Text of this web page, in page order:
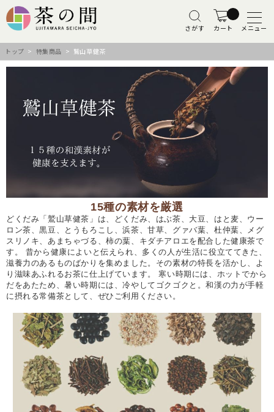
さがす カート メニュー
トップ > 特集商品 > 鷲山草健茶
15種の素材を厳選
どくだみ「鷲山草健茶」は、どくだみ、はぶ茶、大豆、はと麦、ウー
ロン茶、黒豆、とうもろこし、浜茶、甘草、グァバ葉、杜仲葉、メグ
スリノキ、あまちゃづる、柿の葉、キダチアロエを配合した健康茶で
す。 昔から健康によいと伝えられ、多くの人が生活に役立ててきた、
滋養力のあるものばかりを集めました。その素材の特長を活かし、よ
り滋味あふれるお茶に仕上げています。 寒い時期には、ホットでから
だをあたため、暑い時期には、冷やしてゴクゴクと。和漢の力が手軽
に摂れる常備茶として、ぜひご利用ください。